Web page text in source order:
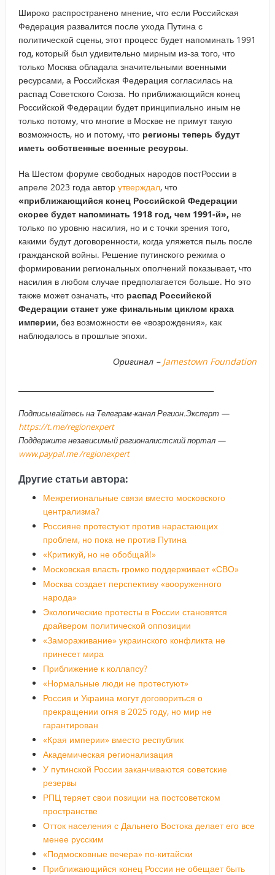
Широко распространено мнение, что если Российская
Федерация развалится после ухода Путина с
политической сцены, этот процесс будет напоминать 1991
год, который был удивительно мирным из-за того, что
только Москва обладала значительными военными
ресурсами, а Российская Федерация согласилась на
распад Советского Союза. Но приближающийся конец
Российской Федерации будет принципиально иным не
только потому, что многие в Москве не примут такую
возможность, но и потому, что регионы теперь будут
иметь собственные военные ресурсы.
На Шестом форуме свободных народов постРоссии в
апреле 2023 года автор утверждал, что
«приближающийся конец Российской Федерации
скорее будет напоминать 1918 год, чем 1991-й», не
только по уровню насилия, но и с точки зрения того,
какими будут договоренности, когда уляжется пыль после
гражданской войны. Решение путинского режима о
формировании региональных ополчений показывает, что
насилия в любом случае предполагается больше. Но это
также может означать, что распад Российской
Федерации станет уже финальным циклом краха
империи, без возможности ее «возрождения», как
наблюдалось в прошлые эпохи.
Оригинал – Jamestown Foundation
Подписывайтесь на Телеграм-канал Регион.Эксперт —
https://t.me/regionexpert
Поддержите независимый регионалистский портал —
www.paypal.me /regionexpert
Другие статьи автора:
Межрегиональные связи вместо московского
централизма?
Россияне протестуют против нарастающих
проблем, но пока не против Путина
«Критикуй, но не обобщай!»
Московская власть громко поддерживает «СВО»
Москва создает перспективу «вооруженного
народа»
Экологические протесты в России становятся
драйвером политической оппозиции
«Замораживание» украинского конфликта не
принесет мира
Приближение к коллапсу?
«Нормальные люди не протестуют»
Россия и Украина могут договориться о
прекращении огня в 2025 году, но мир не
гарантирован
«Края империи» вместо республик
Академическая регионализация
У путинской России заканчиваются советские
резервы
РПЦ теряет свои позиции на постсоветском
пространстве
Отток населения с Дальнего Востока делает его все
менее русским
«Подмосковные вечера» по-китайски
Приближающийся конец России не обещает быть